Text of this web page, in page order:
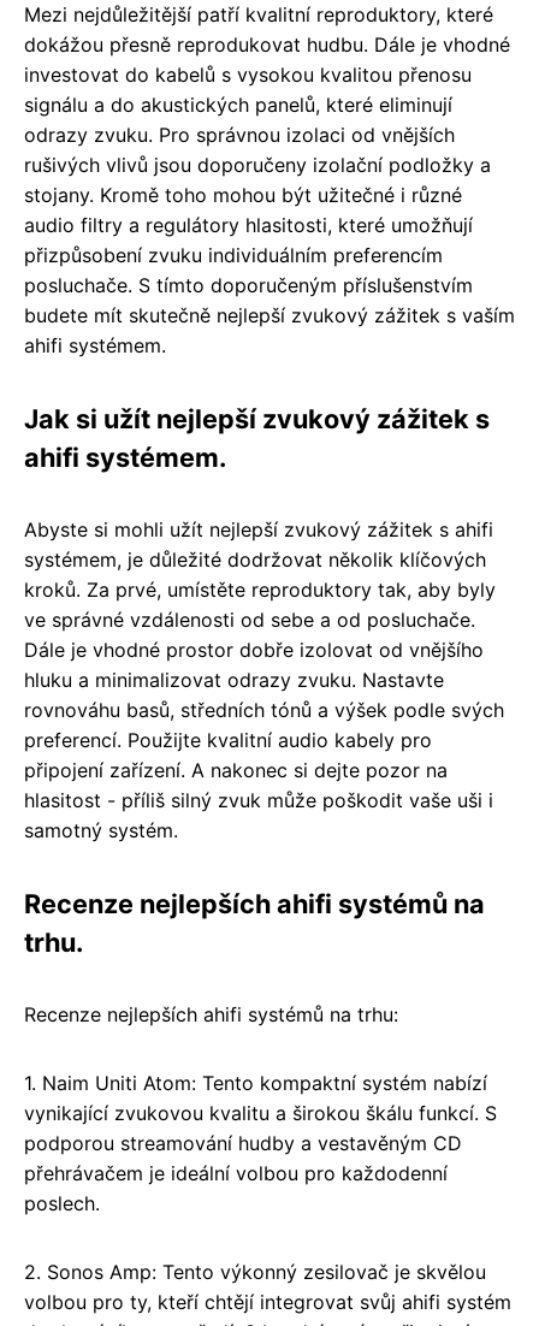
Mezi nejdůležitější patří kvalitní reproduktory, které
dokážou přesně reprodukovat hudbu. Dále je vhodné
investovat do kabelů s vysokou kvalitou přenosu
signálu a do akustických panelů, které eliminují
odrazy zvuku. Pro správnou izolaci od vnějších
rušivých vlivů jsou doporučeny izolační podložky a
stojany. Kromě toho mohou být užitečné i různé
audio filtry a regulátory hlasitosti, které umožňují
přizpůsobení zvuku individuálním preferencím
posluchače. S tímto doporučeným příslušenstvím
budete mít skutečně nejlepší zvukový zážitek s vaším
ahifi systémem.
Jak si užít nejlepší zvukový zážitek s
ahifi systémem.
Abyste si mohli užít nejlepší zvukový zážitek s ahifi
systémem, je důležité dodržovat několik klíčových
kroků. Za prvé, umístěte reproduktory tak, aby byly
ve správné vzdálenosti od sebe a od posluchače.
Dále je vhodné prostor dobře izolovat od vnějšího
hluku a minimalizovat odrazy zvuku. Nastavte
rovnováhu basů, středních tónů a výšek podle svých
preferencí. Použijte kvalitní audio kabely pro
připojení zařízení. A nakonec si dejte pozor na
hlasitost - příliš silný zvuk může poškodit vaše uši i
samotný systém.
Recenze nejlepších ahifi systémů na
trhu.
Recenze nejlepších ahifi systémů na trhu:
1. Naim Uniti Atom: Tento kompaktní systém nabízí
vynikající zvukovou kvalitu a širokou škálu funkcí. S
podporou streamování hudby a vestavěným CD
přehrávačem je ideální volbou pro každodenní
poslech.
2. Sonos Amp: Tento výkonný zesilovač je skvělou
volbou pro ty, kteří chtějí integrovat svůj ahifi systém